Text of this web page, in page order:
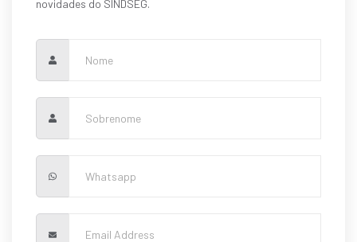
novidades do SINDSEG.